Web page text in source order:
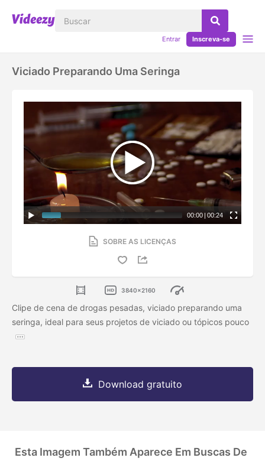
Entrar Inscreva-se
Viciado Preparando Uma Seringa
00:00 | 00:24
SOBRE AS LICENÇAS
3840x2160
Clipe de cena de drogas pesadas, viciado preparando uma
seringa, ideal para seus projetos de viciado ou tópicos pouco
Download gratuito
Esta Imagem Também Aparece Em Buscas De